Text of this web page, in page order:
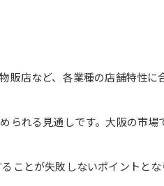
販店など、各業種の店舗特性に
られる見通しです。大阪の市場
ことが失敗しないポイントとな